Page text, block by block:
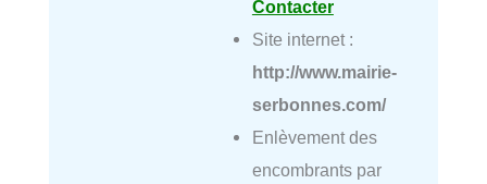
Contacter
Site internet :
http://www.mairie-
serbonnes.com/
Enlèvement des
encombrants par